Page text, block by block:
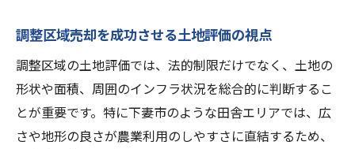
調整区域売却を成功させる土地評価の視点
調整区域の土地評価では、法的制限だけでなく、土地の
形状や面積、周囲のインフラ状況を総合的に判断するこ
とが重要です。特に下妻市のような田舎エリアでは、広
さや地形の良さが農業利用のしやすさに直結するため、